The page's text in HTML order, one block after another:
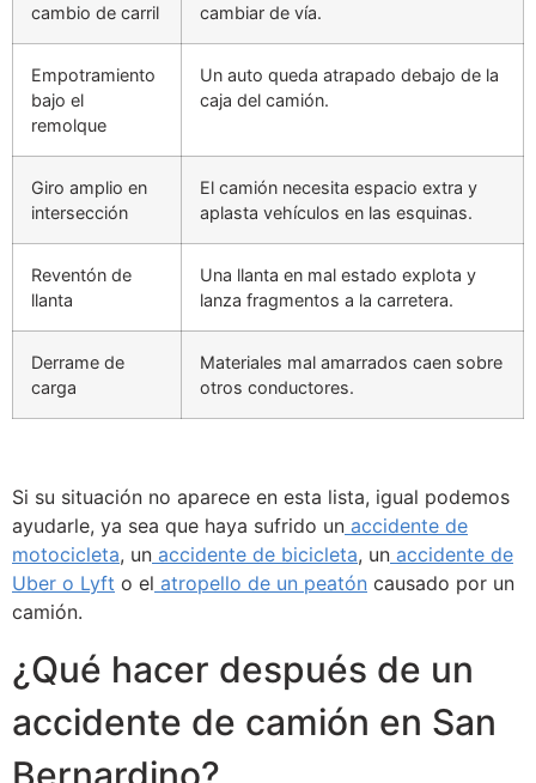
cambio de carril cambiar de vía.
Empotramiento
bajo el
remolque
Un auto queda atrapado debajo de la
caja del camión.
Giro amplio en
intersección
El camión necesita espacio extra y
aplasta vehículos en las esquinas.
Reventón de
llanta
Una llanta en mal estado explota y
lanza fragmentos a la carretera.
Derrame de
carga
Materiales mal amarrados caen sobre
otros conductores.
Si su situación no aparece en esta lista, igual podemos
ayudarle, ya sea que haya sufrido un accidente de
motocicleta, un accidente de bicicleta, un accidente de
Uber o Lyft o el atropello de un peatón causado por un
camión.
¿Qué hacer después de un
accidente de camión en San